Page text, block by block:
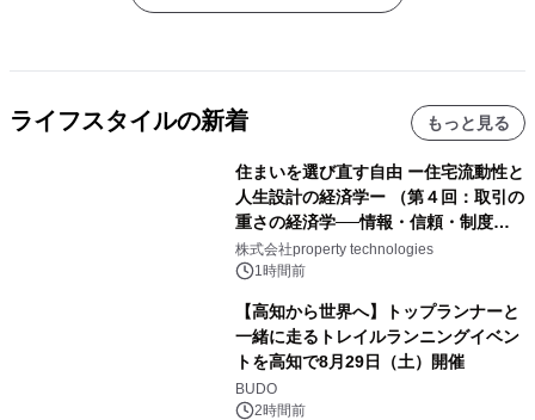
ライフスタイルの新着 もっと見る
住まいを選び直す自由 ー住宅流動性と
人生設計の経済学ー （第４回：取引の
重さの経済学──情報・信頼・制度を
PropTechはどう組み替えるか）｜
PropTech-Lab
株式会社property technologies
1時間前
【高知から世界へ】トップランナーと
一緒に走るトレイルランニングイベン
トを高知で8月29日（土）開催
BUDO
2時間前